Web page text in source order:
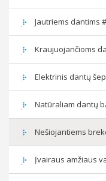
Jautriems dantims
Kraujuojančioms
Elektrinis dantų
Natūraliam dantų
Nešiojantiems
Įvairaus amžiaus